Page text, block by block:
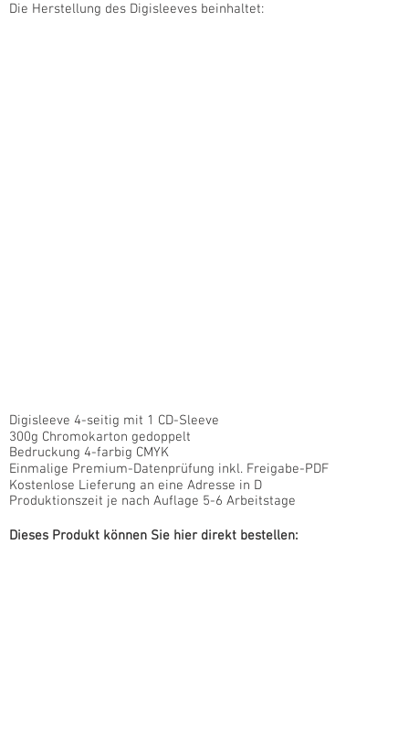
Die Herstellung des Digisleeves beinhaltet:
Digisleeve 4-seitig mit 1 CD-Sleeve
300g Chromokarton gedoppelt
Bedruckung 4-farbig CMYK
Einmalige Premium-Datenprüfung inkl. Freigabe-PDF
Kostenlose Lieferung an eine Adresse in D
Produktionszeit je nach Auflage 5-6 Arbeitstage
Dieses Produkt können Sie hier direkt bestellen: